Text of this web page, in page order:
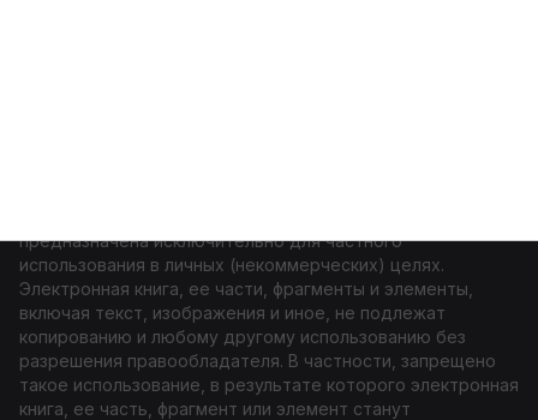
предназначена исключительно для частного
использования в личных (некоммерческих) целях.
Электронная книга, ее части, фрагменты и элементы,
включая текст, изображения и иное, не подлежат
копированию и любому другому использованию без
разрешения правообладателя. В частности, запрещено
такое использование, в результате которого электронная
книга, ее часть, фрагмент или элемент станут